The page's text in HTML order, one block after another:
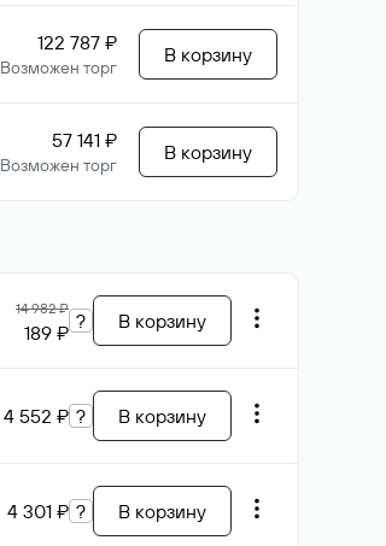
122 787 ₽
Возможен торг
В корзину
57 141 ₽
Возможен торг
В корзину
14 982 ₽
189 ₽ ? В корзину
4 552 ₽ ? В корзину
4 301 ₽ ? В корзину